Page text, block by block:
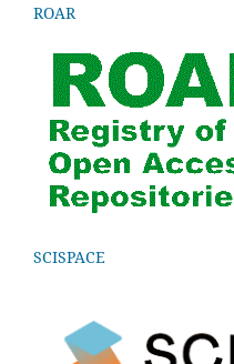
ROAR
SCISPACE